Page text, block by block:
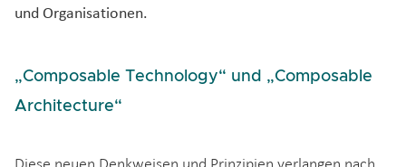
und Organisationen.
„Composable Technology“ und „Composable
Architecture“
Diese neuen Denkweisen und Prinzipien verlangen nach